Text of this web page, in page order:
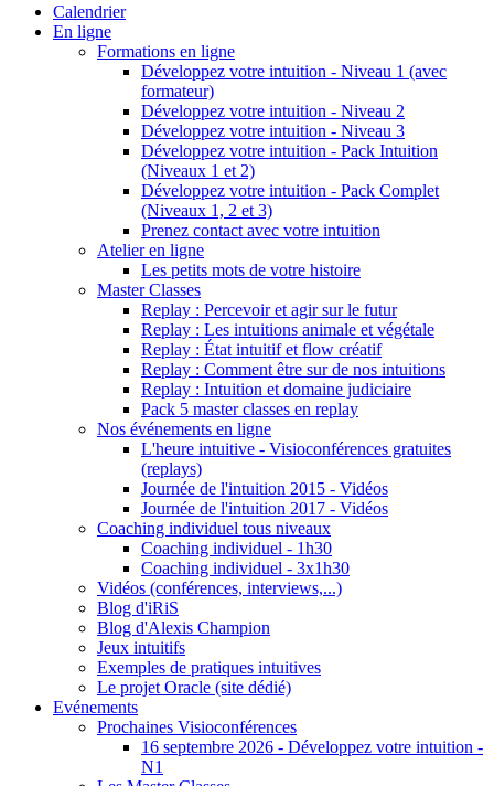
Calendrier
En ligne
Formations en ligne
Développez votre intuition - Niveau 1 (avec
formateur)
Développez votre intuition - Niveau 2
Développez votre intuition - Niveau 3
Développez votre intuition - Pack Intuition
(Niveaux 1 et 2)
Développez votre intuition - Pack Complet
(Niveaux 1, 2 et 3)
Prenez contact avec votre intuition
Atelier en ligne
Les petits mots de votre histoire
Master Classes
Replay : Percevoir et agir sur le futur
Replay : Les intuitions animale et végétale
Replay : État intuitif et flow créatif
Replay : Comment être sur de nos intuitions
Replay : Intuition et domaine judiciaire
Pack 5 master classes en replay
Nos événements en ligne
L'heure intuitive - Visioconférences gratuites
(replays)
Journée de l'intuition 2015 - Vidéos
Journée de l'intuition 2017 - Vidéos
Coaching individuel tous niveaux
Coaching individuel - 1h30
Coaching individuel - 3x1h30
Vidéos (conférences, interviews,...)
Blog d'iRiS
Blog d'Alexis Champion
Jeux intuitifs
Exemples de pratiques intuitives
Le projet Oracle (site dédié)
Evénements
Prochaines Visioconférences
16 septembre 2026 - Développez votre intuition -
N1